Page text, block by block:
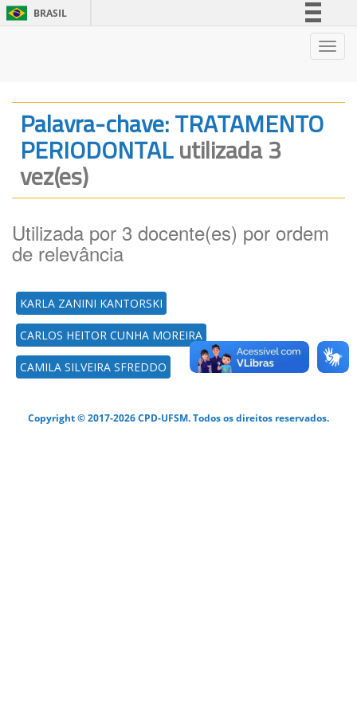
BRASIL
Legislação
Canais
Palavra-chave: TRATAMENTO
PERIODONTALutilizada 3
vez(es)
Utilizada por 3 docente(es) por ordem
de relevância
KARLA ZANINI KANTORSKI
CARLOS HEITOR CUNHA MOREIRA
CAMILA SILVEIRA SFREDDO
Copyright © 2017-2026 CPD-UFSM. Todos os direitos reservados.